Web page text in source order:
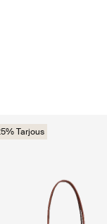
Tarjous